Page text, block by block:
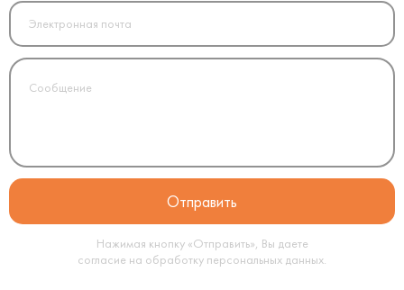
Нажимая кнопку «Отправить», Вы даете
согласие на обработку персональных данных.